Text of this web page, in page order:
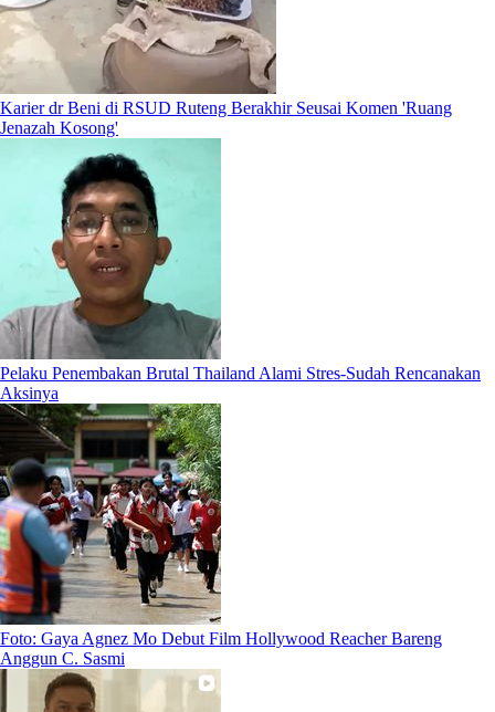
Karier dr Beni di RSUD Ruteng Berakhir Seusai Komen 'Ruang
Jenazah Kosong'
Pelaku Penembakan Brutal Thailand Alami Stres-Sudah Rencanakan
Aksinya
Foto: Gaya Agnez Mo Debut Film Hollywood Reacher Bareng
Anggun C. Sasmi